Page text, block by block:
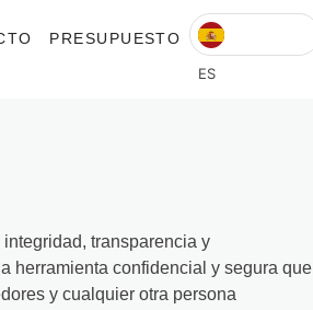
PRESUPUESTO
ES
transparencia y
herramienta confidencial y segura que
y cualquier otra persona